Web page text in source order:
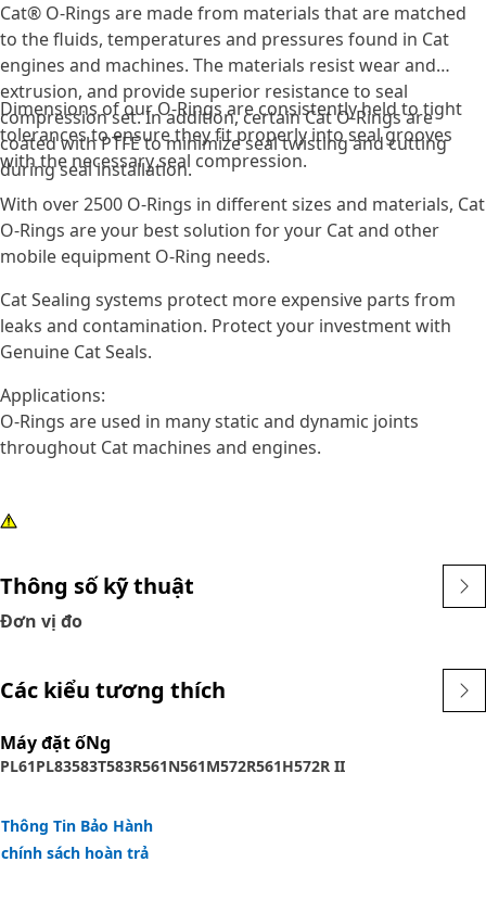
Cat® O-Rings are made from materials that are matched
to the fluids, temperatures and pressures found in Cat
engines and machines. The materials resist wear and
extrusion, and provide superior resistance to seal
compression set. In addition, certain Cat O-Rings are
coated with PTFE to minimize seal twisting and cutting
during seal installation.
Dimensions of our O-Rings are consistently held to tight
tolerances to ensure they fit properly into seal grooves
with the necessary seal compression.
With over 2500 O-Rings in different sizes and materials, Cat
O-Rings are your best solution for your Cat and other
mobile equipment O-Ring needs.
Cat Sealing systems protect more expensive parts from
leaks and contamination. Protect your investment with
Genuine Cat Seals.
Applications:
O-Rings are used in many static and dynamic joints
throughout Cat machines and engines.
Thông số kỹ thuật
Đơn vị đo
Các kiểu tương thích
Máy đặt ốNg
PL61PL83583T583R561N561M572R561H572R II
Thông Tin Bảo Hành
chính sách hoàn trả